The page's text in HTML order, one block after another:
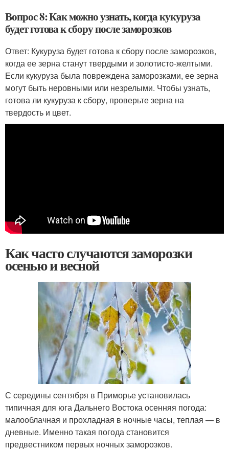
Вопрос 8: Как можно узнать, когда кукуруза
будет готова к сбору после заморозков
Ответ: Кукуруза будет готова к сбору после заморозков,
когда ее зерна станут твердыми и золотисто-желтыми.
Если кукуруза была повреждена заморозками, ее зерна
могут быть неровными или незрелыми. Чтобы узнать,
готова ли кукуруза к сбору, проверьте зерна на
твердость и цвет.
Как часто случаются заморозки
осенью и весной
С середины сентября в Приморье установилась
типичная для юга Дальнего Востока осенняя погода:
малооблачная и прохладная в ночные часы, теплая — в
дневные. Именно такая погода становится
предвестником первых ночных заморозков.